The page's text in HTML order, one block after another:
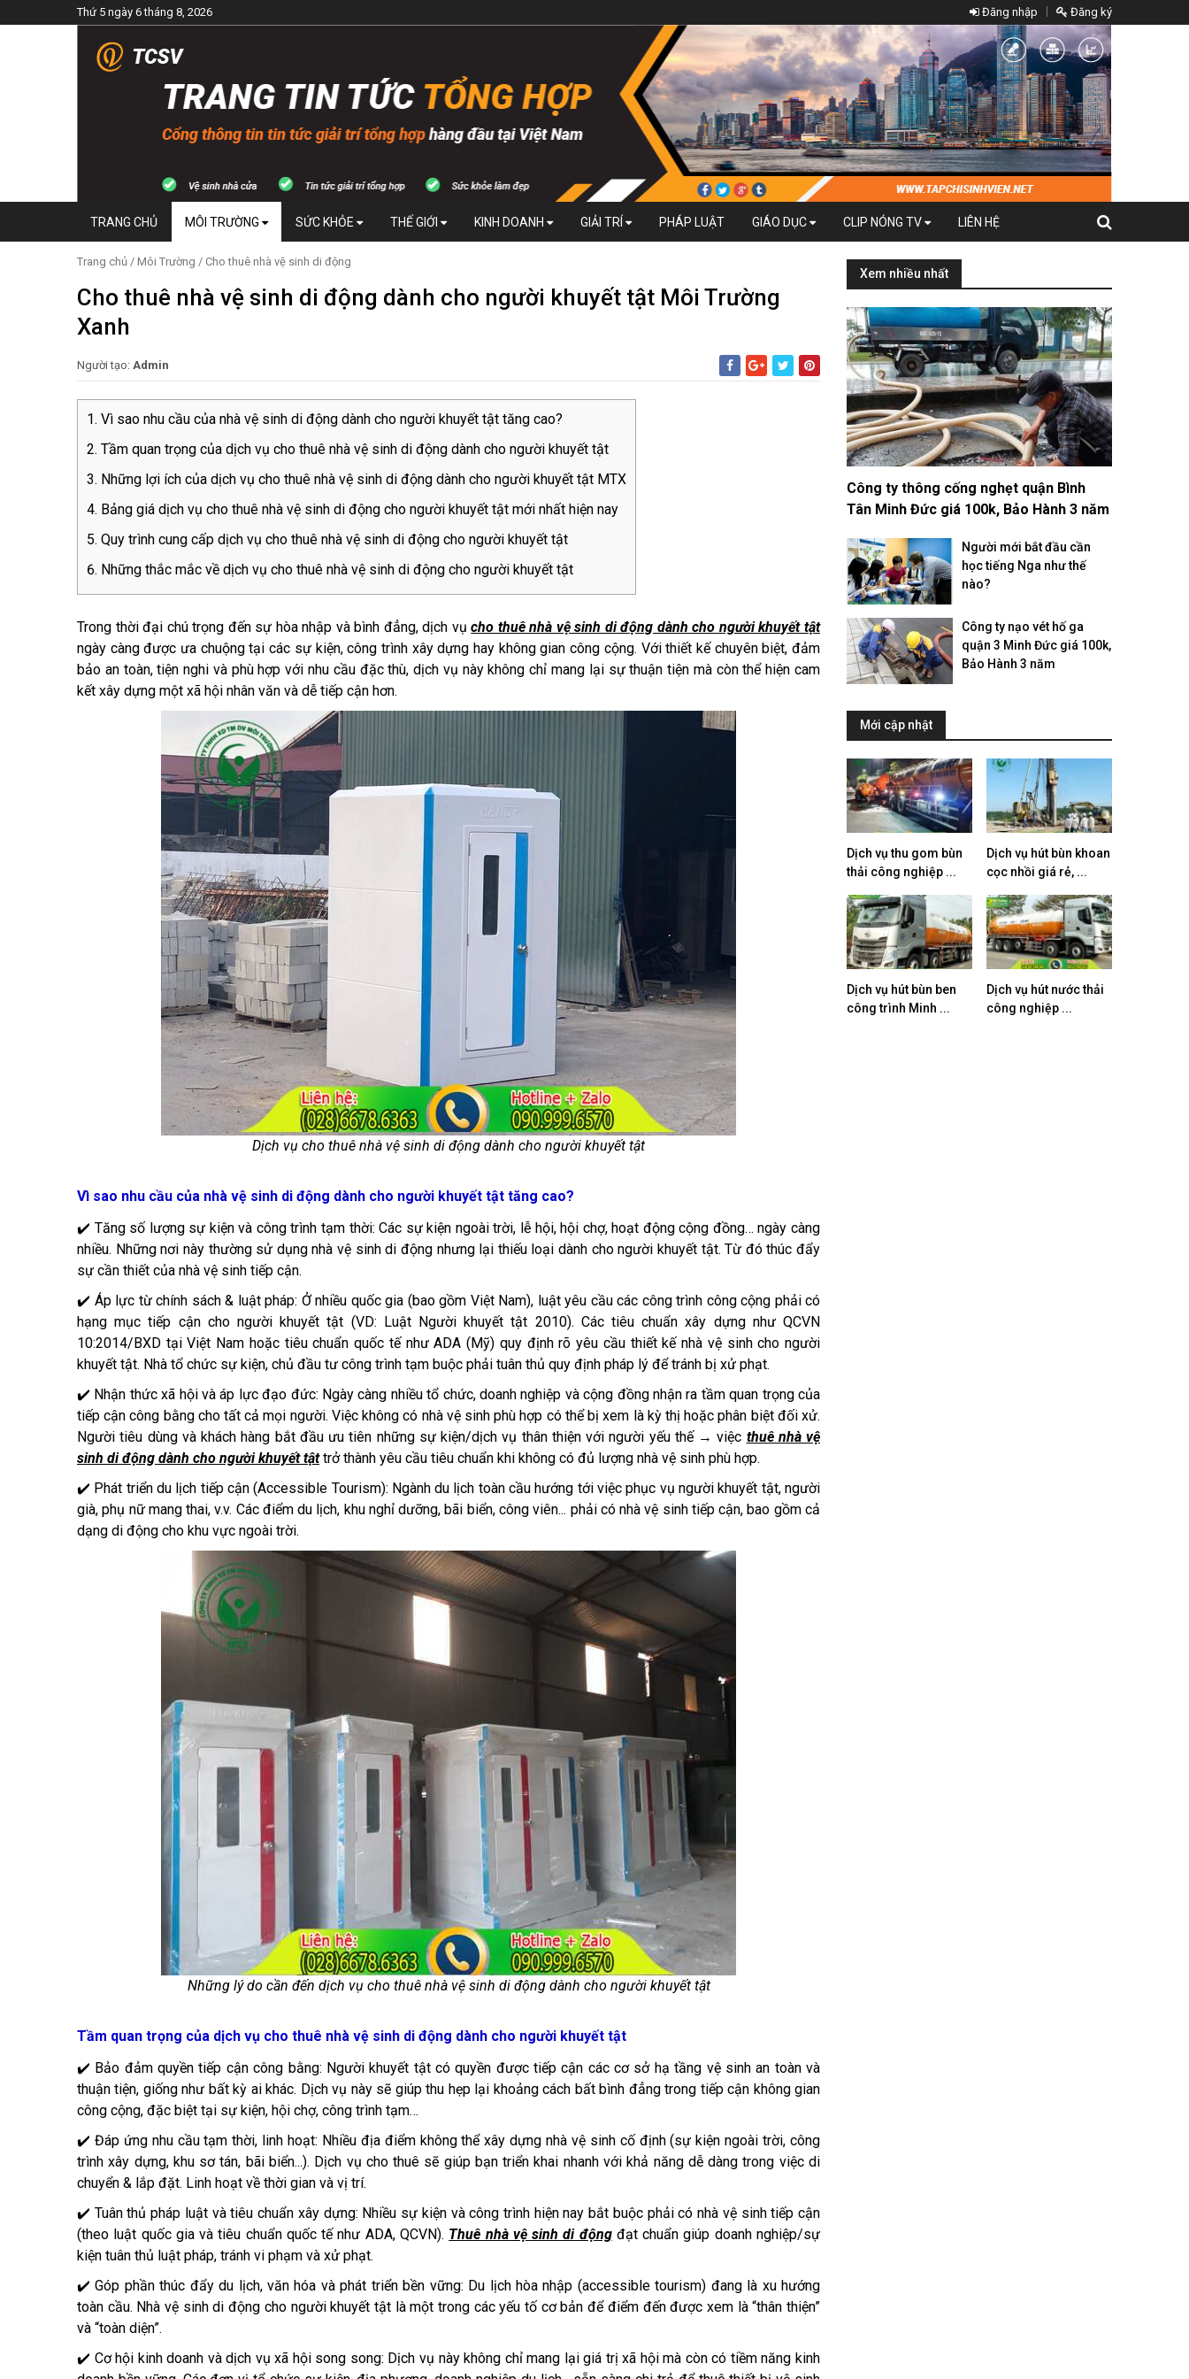
Thứ 5 ngày 6 tháng 8, 2026 Đăng nhập Đăng ký
TRANG CHỦ MÔI TRƯỜNG SỨC KHỎE THẾ GIỚI KINH DOANH GIẢI TRÍ PHÁP LUẬT GIÁO DỤC CLIP NÓNG TV LIÊN HỆ
Trang chủ / Môi Trường / Cho thuê nhà vệ sinh di động
Cho thuê nhà vệ sinh di động dành cho người khuyết tật Môi Trường
Xanh
Người tạo: Admin
Vì sao nhu cầu của nhà vệ sinh di động dành cho người khuyết tật tăng cao?
Tầm quan trọng của dịch vụ cho thuê nhà vệ sinh di động dành cho người khuyết tật
Những lợi ích của dịch vụ cho thuê nhà vệ sinh di động dành cho người khuyết tật MTX
Bảng giá dịch vụ cho thuê nhà vệ sinh di động cho người khuyết tật mới nhất hiện nay
Quy trình cung cấp dịch vụ cho thuê nhà vệ sinh di động cho người khuyết tật
Những thắc mắc về dịch vụ cho thuê nhà vệ sinh di động cho người khuyết tật
Trong thời đại chú trọng đến sự hòa nhập và bình đẳng, dịch vụcho thuê nhà vệ sinh di động dành cho người khuyết tật
ngày càng được ưa chuộng tại các sự kiện, công trình xây dựng hay không gian công cộng. Với thiết kế chuyên biệt, đảm
bảo an toàn, tiện nghi và phù hợp với nhu cầu đặc thù, dịch vụ này không chỉ mang lại sự thuận tiện mà còn thể hiện cam
kết xây dựng một xã hội nhân văn và dễ tiếp cận hơn.
Dịch vụ cho thuê nhà vệ sinh di động dành cho người khuyết tật
Vì sao nhu cầu của nhà vệ sinh di động dành cho người khuyết tật tăng cao?
✔️ Tăng số lượng sự kiện và công trình tạm thời: Các sự kiện ngoài trời, lễ hội, hội chợ, hoạt động cộng đồng… ngày càng
nhiều. Những nơi này thường sử dụng nhà vệ sinh di động nhưng lại thiếu loại dành cho người khuyết tật. Từ đó thúc đẩy
sự cần thiết của nhà vệ sinh tiếp cận.
✔️ Áp lực từ chính sách & luật pháp: Ở nhiều quốc gia (bao gồm Việt Nam), luật yêu cầu các công trình công cộng phải có
hạng mục tiếp cận cho người khuyết tật (VD: Luật Người khuyết tật 2010). Các tiêu chuẩn xây dựng như QCVN
10:2014/BXD tại Việt Nam hoặc tiêu chuẩn quốc tế như ADA (Mỹ) quy định rõ yêu cầu thiết kế nhà vệ sinh cho người
khuyết tật. Nhà tổ chức sự kiện, chủ đầu tư công trình tạm buộc phải tuân thủ quy định pháp lý để tránh bị xử phạt.
✔️ Nhận thức xã hội và áp lực đạo đức: Ngày càng nhiều tổ chức, doanh nghiệp và cộng đồng nhận ra tầm quan trọng của
tiếp cận công bằng cho tất cả mọi người. Việc không có nhà vệ sinh phù hợp có thể bị xem là kỳ thị hoặc phân biệt đối xử.
Người tiêu dùng và khách hàng bắt đầu ưu tiên những sự kiện/dịch vụ thân thiện với người yếu thế → việc thuê nhà vệ
sinh di động dành cho người khuyết tậttrở thành yêu cầu tiêu chuẩn khi không có đủ lượng nhà vệ sinh phù hợp.
✔️ Phát triển du lịch tiếp cận (Accessible Tourism): Ngành du lịch toàn cầu hướng tới việc phục vụ người khuyết tật, người
già, phụ nữ mang thai, v.v. Các điểm du lịch, khu nghỉ dưỡng, bãi biển, công viên... phải có nhà vệ sinh tiếp cận, bao gồm cả
dạng di động cho khu vực ngoài trời.
Những lý do cần đến dịch vụ cho thuê nhà vệ sinh di động dành cho người khuyết tật
Tầm quan trọng của dịch vụ cho thuê nhà vệ sinh di động dành cho người khuyết tật
✔️ Bảo đảm quyền tiếp cận công bằng: Người khuyết tật có quyền được tiếp cận các cơ sở hạ tầng vệ sinh an toàn và
thuận tiện, giống như bất kỳ ai khác. Dịch vụ này sẽ giúp thu hẹp lại khoảng cách bất bình đẳng trong tiếp cận không gian
công cộng, đặc biệt tại sự kiện, hội chợ, công trình tạm…
✔️ Đáp ứng nhu cầu tạm thời, linh hoạt: Nhiều địa điểm không thể xây dựng nhà vệ sinh cố định (sự kiện ngoài trời, công
trình xây dựng, khu sơ tán, bãi biển...). Dịch vụ cho thuê sẽ giúp bạn triển khai nhanh với khả năng dễ dàng trong việc di
chuyển & lắp đặt. Linh hoạt về thời gian và vị trí.
✔️ Tuân thủ pháp luật và tiêu chuẩn xây dựng: Nhiều sự kiện và công trình hiện nay bắt buộc phải có nhà vệ sinh tiếp cận
(theo luật quốc gia và tiêu chuẩn quốc tế như ADA, QCVN). Thuê nhà vệ sinh di độngđạt chuẩn giúp doanh nghiệp/sự
kiện tuân thủ luật pháp, tránh vi phạm và xử phạt.
✔️ Góp phần thúc đẩy du lịch, văn hóa và phát triển bền vững: Du lịch hòa nhập (accessible tourism) đang là xu hướng
toàn cầu. Nhà vệ sinh di động cho người khuyết tật là một trong các yếu tố cơ bản để điểm đến được xem là “thân thiện”
và “toàn diện”.
✔️ Cơ hội kinh doanh và dịch vụ xã hội song song: Dịch vụ này không chỉ mang lại giá trị xã hội mà còn có tiềm năng kinh
Xem nhiều nhất
Công ty thông cống nghẹt quận Bình
Tân Minh Đức giá 100k, Bảo Hành 3 năm
Người mới bắt đầu cần
học tiếng Nga như thế
nào?
Công ty nạo vét hố ga
quận 3 Minh Đức giá 100k,
Bảo Hành 3 năm
Mới cập nhật
Dịch vụ thu gom bùn
thải công nghiệp ...
Dịch vụ hút bùn khoan
cọc nhồi giá rẻ, ...
Dịch vụ hút bùn ben
công trình Minh ...
Dịch vụ hút nước thải
công nghiệp ...